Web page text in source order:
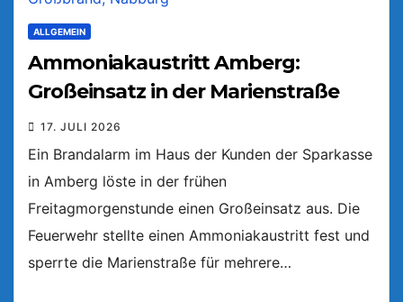
ALLGEMEIN
Ammoniakaustritt Amberg:
Großeinsatz in der Marienstraße
17. JULI 2026
Ein Brandalarm im Haus der Kunden der Sparkasse
in Amberg löste in der frühen
Freitagmorgenstunde einen Großeinsatz aus. Die
Feuerwehr stellte einen Ammoniakaustritt fest und
sperrte die Marienstraße für mehrere…